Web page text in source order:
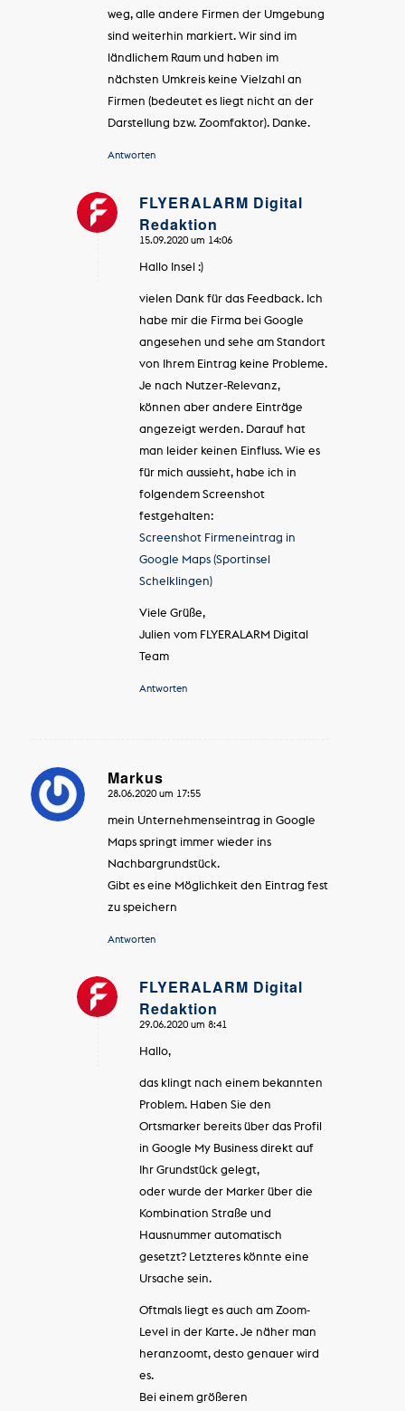
weg, alle andere Firmen der Umgebung
sind weiterhin markiert. Wir sind im
ländlichem Raum und haben im
nächsten Umkreis keine Vielzahl an
Firmen (bedeutet es liegt nicht an der
Darstellung bzw. Zoomfaktor). Danke.
Antworten
FLYERALARM Digital
Redaktion
sagte:
15.09.2020 um 14:06
Hallo Insel :)
vielen Dank für das Feedback. Ich
habe mir die Firma bei Google
angesehen und sehe am Standort
von Ihrem Eintrag keine Probleme.
Je nach Nutzer-Relevanz,
können aber andere Einträge
angezeigt werden. Darauf hat
man leider keinen Einfluss. Wie es
für mich aussieht, habe ich in
folgendem Screenshot
festgehalten:
Screenshot Firmeneintrag in
Google Maps (Sportinsel
Schelklingen)
Viele Grüße,
Julien vom FLYERALARM Digital
Team
Antworten
Markus
sagte:
28.06.2020 um 17:55
mein Unternehmenseintrag in Google
Maps springt immer wieder ins
Nachbargrundstück.
Gibt es eine Möglichkeit den Eintrag fest
zu speichern
Antworten
FLYERALARM Digital
Redaktion
sagte:
29.06.2020 um 8:41
Hallo,
das klingt nach einem bekannten
Problem. Haben Sie den
Ortsmarker bereits über das Profil
in Google My Business direkt auf
Ihr Grundstück gelegt,
oder wurde der Marker über die
Kombination Straße und
Hausnummer automatisch
gesetzt? Letzteres könnte eine
Ursache sein.
Oftmals liegt es auch am Zoom-
Level in der Karte. Je näher man
heranzoomt, desto genauer wird
es.
Bei einem größeren